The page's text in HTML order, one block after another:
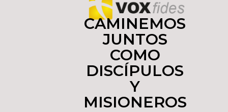
CAMINEMOS
JUNTOS
COMO
DISCÍPULOS
Y
MISIONEROS